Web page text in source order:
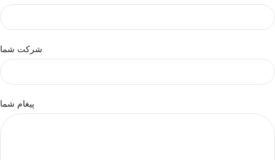
شرکت شما
پیغام شما